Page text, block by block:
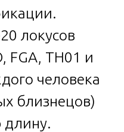
локусов
FGA, TH01 и
человека
близнецов)
длину.